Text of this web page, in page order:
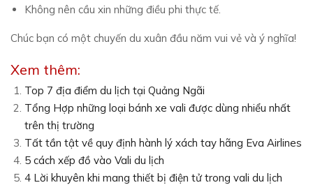
Không nên cầu xin những điều phi thực tế.
Chúc bạn có một chuyến du xuân đầu năm vui vẻ và ý nghĩa!
Xem thêm:
Top 7 địa điểm du lịch tại Quảng Ngãi
Tổng Hợp những loại bánh xe vali được dùng nhiểu nhất
trên thị trường
Tất tần tật về quy định hành lý xách tay hãng Eva Airlines
5 cách xếp đồ vào Vali du lịch
4 Lời khuyên khi mang thiết bị điện tử trong vali du lịch